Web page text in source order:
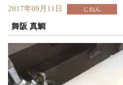
2017年09月11日 じねん
舞阪 真鯛